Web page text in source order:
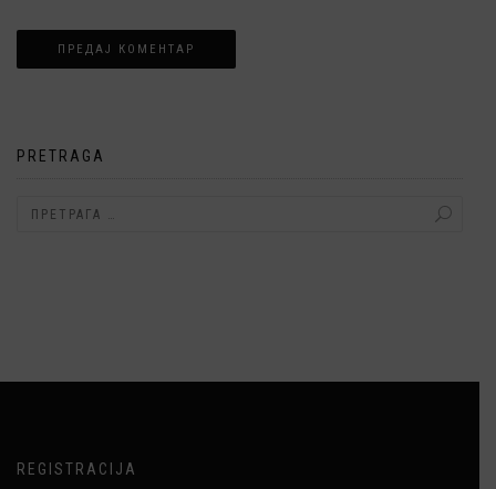
PRETRAGA
REGISTRACIJA